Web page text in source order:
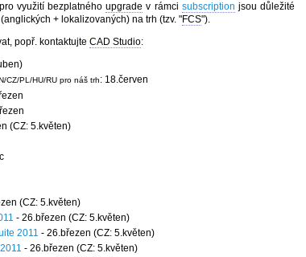
využití bezplatnéhoupgrade v rámci subscription jsou důležité
+ lokalizovaných) na trh (tzv. "FCS").
popř. kontaktujte CAD Studio:
CZ/PL/HU/RU pro náš trh: 18.červen
(CZ: 5.květen)
(CZ: 5.květen)
- 26.březen (CZ: 5.květen)
2011 - 26.březen (CZ: 5.květen)
- 26.březen (CZ: 5.květen)